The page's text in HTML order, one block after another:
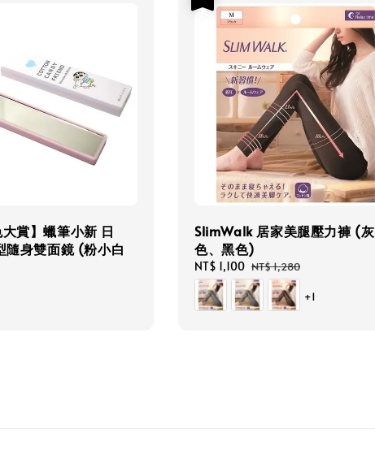
大賞】蠟筆小新 日
隨身雙面鏡 (粉小白
SlimWalk 居家美腿壓力褲 (灰
色、黑色)
Sale
price
NT$ 1,100 Regular
price
NT$ 1,280
+1